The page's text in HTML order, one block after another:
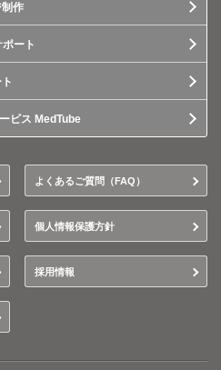
作
ート
ビス MedTube
よくあるご質問（FAQ）
個人情報保護方針
採用情報